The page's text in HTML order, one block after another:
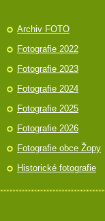
Archiv FOTO
Fotografie 2022
Fotografie 2023
Fotografie 2024
Fotografie 2025
Fotografie 2026
Fotografie obce Žopy
Historické fotografie